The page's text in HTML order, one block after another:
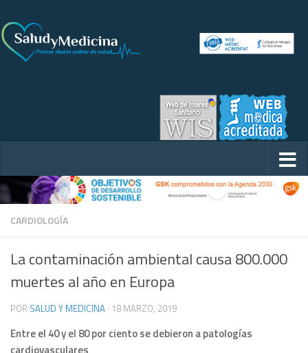
CARDIOLOGÍA
La contaminación ambiental causa 800.000
muertes al año en Europa
POR SALUD Y MEDICINA · 18 MARZO, 2019
Entre el 40 y el 80 por ciento se debieron a patologías